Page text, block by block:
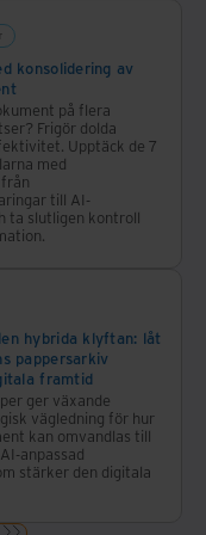
konsolidering av
på flera
Frigör dolda
Upptäck de 7
med
till AI-
ta slutligen kontroll
hybrida klyftan: låt
pappersarkiv
framtid
ger växande
vägledning för hur
kan omvandlas till
anpassad
stärker den digitala